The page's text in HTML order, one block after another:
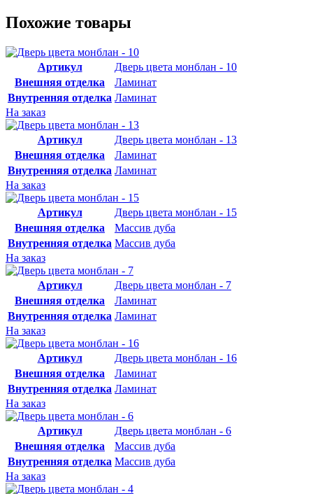
Похожие товары
Артикул
Дверь цвета монблан - 10
Внешняя отделка
Ламинат
Внутренняя отделка Ламинат
На заказ
Артикул
Дверь цвета монблан - 13
Внешняя отделка
Ламинат
Внутренняя отделка Ламинат
На заказ
Артикул
Дверь цвета монблан - 15
Внешняя отделка
Массив дуба
Внутренняя отделка Массив дуба
На заказ
Артикул
Дверь цвета монблан - 7
Внешняя отделка
Ламинат
Внутренняя отделка Ламинат
На заказ
Артикул
Дверь цвета монблан - 16
Внешняя отделка
Ламинат
Внутренняя отделка Ламинат
На заказ
Артикул
Дверь цвета монблан - 6
Внешняя отделка
Массив дуба
Внутренняя отделка Массив дуба
На заказ